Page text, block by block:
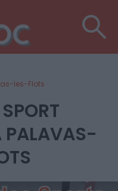
les-Flots
PALAVAS-